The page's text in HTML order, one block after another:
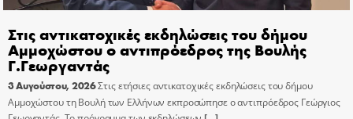
Στις αντικατοχικές εκδηλώσεις του δήμου
Αμμοχώστου ο αντιπρόεδρος της Βουλής
Γ.Γεωργαντάς
3 Αυγούστου, 2026Στις ετήσιες αντικατοχικές εκδηλώσεις του δήμου
Αμμοχώστου τη Βουλή των Ελλήνων εκπροσώπησε ο αντιπρόεδρος Γεώργιος